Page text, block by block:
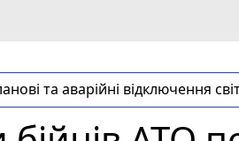
та аварійні відключення